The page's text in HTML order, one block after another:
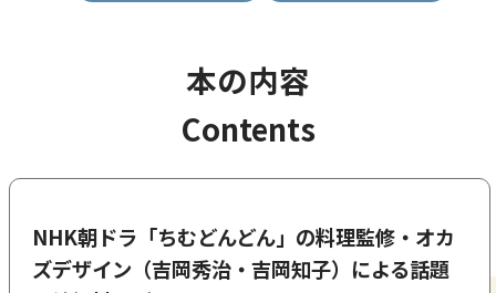
本の内容
Contents
NHK朝ドラ「ちむどんどん」の料理監修・オカ
ズデザイン（吉岡秀治・吉岡知子）による話題